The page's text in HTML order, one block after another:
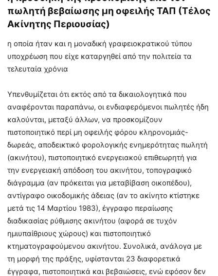
πωλητή βεβαίωσης μη οφειλής ΤΑΠ (Τέλος
Ακίνητης Περιουσίας)
η οποία ήταν και η μοναδική γραφειοκρατικού τύπου
υποχρέωση που είχε καταργηθεί από την πολιτεία τα
τελευταία χρόνια
Υπενθυμίζεται ότι εκτός από τα δικαιολογητικά που
αναφέρονται παραπάνω, οι ενδιαφερόμενοι πωλητές ήδη
καλούνται, μεταξύ άλλων, να προσκομίζουν
πιστοποιητικό περί μη οφειλής φόρου κληρονομιάς-
δωρεάς, αποδεικτικό φορολογικής ενημερότητας πωλητή
(ακινήτου), πιστοποιητικό ενεργειακού επιθεωρητή για
την ενεργειακή απόδοση του ακινήτου, τοπογραφικό
διάγραμμα (αν πρόκειται για μεταβίβαση οικοπέδου),
αντίγραφο οικοδομικής άδειας (αν το ακίνητο κτίστηκε
μετά τις 14 Μαρτίου 1983), έγγραφο περαίωσης
διαδικασίας ρύθμισης ακινήτου (αφορά σε τυχόν
ημιυπαίθριους χώρους) και πιστοποιητικό
κτηματογραφούμενου ακινήτου. Συνολικά, ανάλογα με
τη μορφή της πράξης, υφίστανται 23 διαφορετικά
έγγραφα, πιστοποιητικά και βεβαιώσεις, ενώ εφόσον δεν